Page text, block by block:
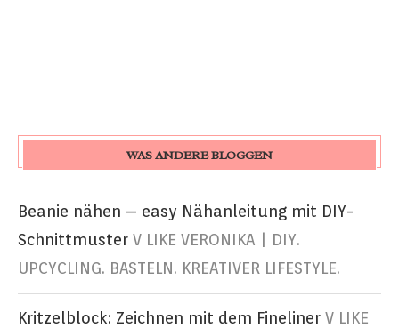
WAS ANDERE BLOGGEN
Beanie nähen – easy Nähanleitung mit DIY-
Schnittmuster V LIKE VERONIKA | DIY.
UPCYCLING. BASTELN. KREATIVER LIFESTYLE.
Kritzelblock: Zeichnen mit dem Fineliner V LIKE